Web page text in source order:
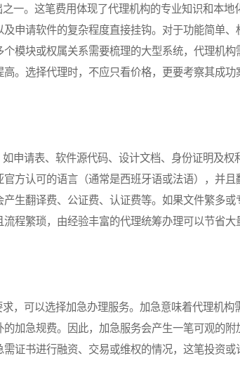
。这笔费用体现了代理机构的专业知识和本地
申请软件的复杂程度直接挂钩。对于功能简单、
模块或权属关系需要梳理的大型系统，代理机构
。选择代理时，不应只看价格，更要考察其成功
请表、软件源代码、设计文档、身份证明及权
方认可的语言（通常是西班牙语或法语），并且
生翻译费、公证费、认证费等。如果文件繁多或
程繁琐，由经验丰富的代理统筹办理可以节省大
可以选择加急办理服务。加急意味着代理机构
加急规费。因此，加急服务会产生一笔可观的附
证书进行融资、交易或维权的情况，这笔投资或